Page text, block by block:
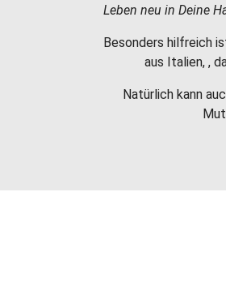
Leben neu in Deine
Besonders hilfreich
aus Italien, ,
Natürlich kann